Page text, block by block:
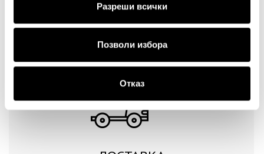
Разреши всички
Позволи избора
Отказ
Продължи